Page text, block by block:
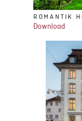
ROMANTIK
Download